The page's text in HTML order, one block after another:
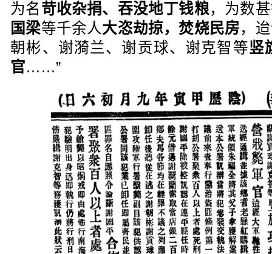
为名 苛收杂捐、吞没地丁钱粮，为数
国梁等千余人大恣劫掠，焚烧民房，
朝彬、谢漪兰、谢贡球、谢克智等竖
官……”